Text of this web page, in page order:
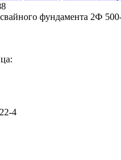
фундамента 2Ф
4